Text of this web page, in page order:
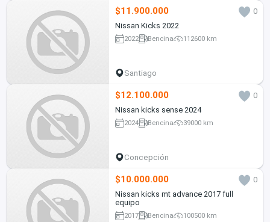
$11.900.000
0
Nissan Kicks 2022
2022 Bencina 112600 km
Santiago
$12.100.000
0
Nissan kicks sense 2024
2024 Bencina 39000 km
Concepción
$10.000.000
0
Nissan kicks mt advance 2017 full
equipo
2017 Bencina 100500 km